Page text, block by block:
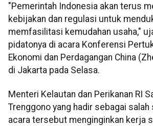
"Pemerintah Indonesia akan terus
kebijakan dan regulasi untuk
memfasilitasi kemudahan usaha,"
pidatonya di acara Konferensi
Ekonomi dan Perdagangan China
di Jakarta pada Selasa.
Menteri Kelautan dan Perikanan RI
Trenggono yang hadir sebagai
acara tersebut menginginkan kerja